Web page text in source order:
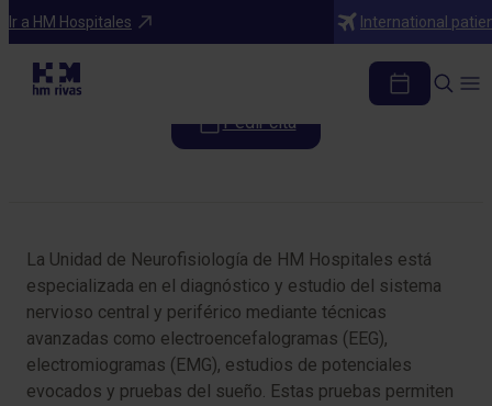
Ir a HM Hospitales International
Especialidades
Neurofisiología
Pedir cita
La Unidad de Neurofisiología de HM Hospitales está
especializada en el diagnóstico y estudio del sistema
nervioso central y periférico mediante técnicas
avanzadas como electroencefalogramas (EEG),
electromiogramas (EMG), estudios de potenciales
evocados y pruebas del sueño. Estas pruebas permiten